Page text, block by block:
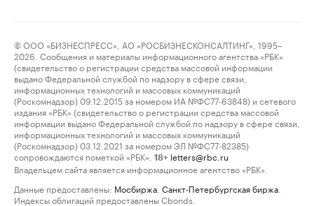
© ООО «БИЗНЕСПРЕСС», АО «РОСБИЗНЕСКОНСАЛТИНГ», 1995–
2026. Сообщения и материалы информационного агентства «РБК»
(свидетельство о регистрации средства массовой информации
выдано Федеральной службой по надзору в сфере связи,
информационных технологий и массовых коммуникаций
(Роскомнадзор) 09.12.2015 за номером ИА №ФС77-63848) и сетевого
издания «РБК» (свидетельство о регистрации средства массовой
информации выдано Федеральной службой по надзору в сфере связи,
информационных технологий и массовых коммуникаций
(Роскомнадзор) 03.12.2021 за номером ЭЛ №ФС77-82385)
сопровождаются пометкой «РБК».
18+ letters@rbc.ru
Владельцем сайта является информационное агентство «РБК».
Данные предоставлены: Мосбиржа Санкт-Петербургская биржа
Индексы облигаций предоставлены Cbonds.